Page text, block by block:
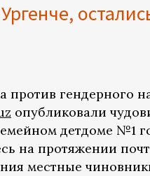
против гендерного
опубликовали
детдоме №1
на протяжении
местные